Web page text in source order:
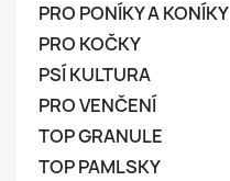
PRO PONÍKY A KONÍKY
PRO KOČKY
PSÍ KULTURA
PRO VENČENÍ
TOP GRANULE
TOP PAMLSKY